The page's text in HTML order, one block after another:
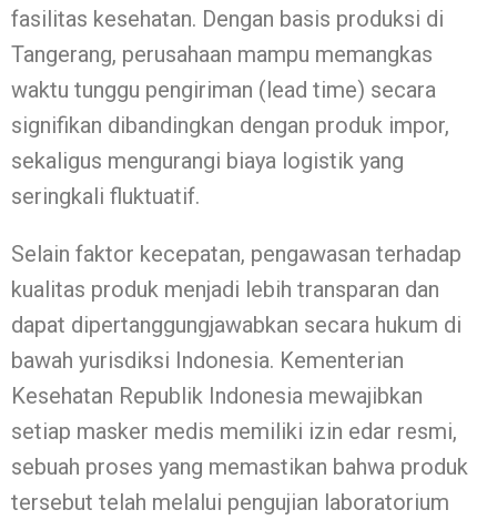
fasilitas kesehatan. Dengan basis produksi di
Tangerang, perusahaan mampu memangkas
waktu tunggu pengiriman (lead time) secara
signifikan dibandingkan dengan produk impor,
sekaligus mengurangi biaya logistik yang
seringkali fluktuatif.
Selain faktor kecepatan, pengawasan terhadap
kualitas produk menjadi lebih transparan dan
dapat dipertanggungjawabkan secara hukum di
bawah yurisdiksi Indonesia. Kementerian
Kesehatan Republik Indonesia mewajibkan
setiap masker medis memiliki izin edar resmi,
sebuah proses yang memastikan bahwa produk
tersebut telah melalui pengujian laboratorium